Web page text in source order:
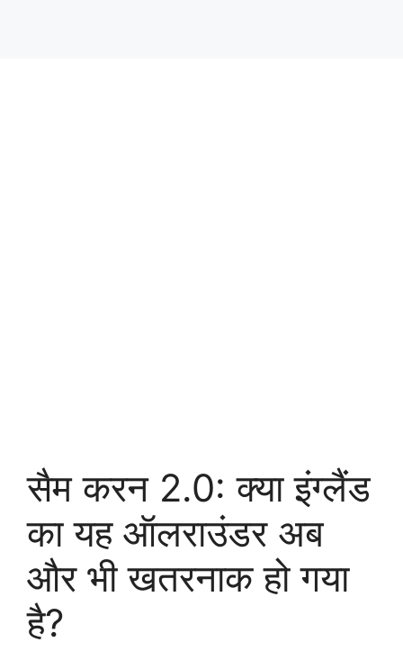
सैम करन 2.0: क्या इंग्लैंड
का यह ऑलराउंडर अब
और भी खतरनाक हो गया
है?